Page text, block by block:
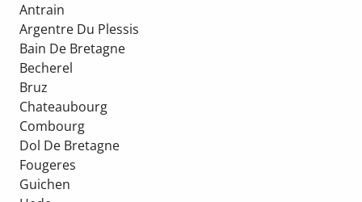
Antrain
Argentre Du Plessis
Bain De Bretagne
Becherel
Bruz
Chateaubourg
Combourg
Dol De Bretagne
Fougeres
Guichen